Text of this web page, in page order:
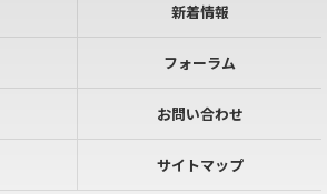
新着情報
フォーラム
お問い合わせ
サイトマップ